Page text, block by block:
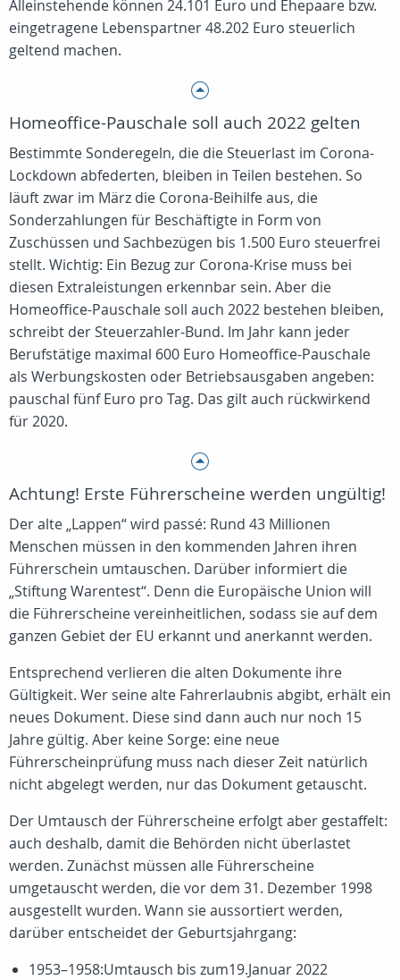
Alleinstehende können 24.101 Euro und Ehepaare bzw.
eingetragene Lebenspartner 48.202 Euro steuerlich
geltend machen.
Homeoffice-Pauschale soll auch 2022 gelten
Bestimmte Sonderegeln, die die Steuerlast im Corona-
Lockdown abfederten, bleiben in Teilen bestehen. So
läuft zwar im März die Corona-Beihilfe aus, die
Sonderzahlungen für Beschäftigte in Form von
Zuschüssen und Sachbezügen bis 1.500 Euro steuerfrei
stellt. Wichtig: Ein Bezug zur Corona-Krise muss bei
diesen Extraleistungen erkennbar sein. Aber die
Homeoffice-Pauschale soll auch 2022 bestehen bleiben,
schreibt der Steuerzahler-Bund. Im Jahr kann jeder
Berufstätige maximal 600 Euro Homeoffice-Pauschale
als Werbungskosten oder Betriebsausgaben angeben:
pauschal fünf Euro pro Tag. Das gilt auch rückwirkend
für 2020.
Achtung! Erste Führerscheine werden ungültig!
Der alte „Lappen“ wird passé: Rund 43 Millionen
Menschen müssen in den kommenden Jahren ihren
Führerschein umtauschen. Darüber informiert die
„Stiftung Warentest“. Denn die Europäische Union will
die Führerscheine vereinheitlichen, sodass sie auf dem
ganzen Gebiet der EU erkannt und anerkannt werden.
Entsprechend verlieren die alten Dokumente ihre
Gültigkeit. Wer seine alte Fahrerlaubnis abgibt, erhält ein
neues Dokument. Diese sind dann auch nur noch 15
Jahre gültig. Aber keine Sorge: eine neue
Führerscheinprüfung muss nach dieser Zeit natürlich
nicht abgelegt werden, nur das Dokument getauscht.
Der Umtausch der Führerscheine erfolgt aber gestaffelt:
auch deshalb, damit die Behörden nicht überlastet
werden. Zunächst müssen alle Führerscheine
umgetauscht werden, die vor dem 31. Dezember 1998
ausgestellt wurden. Wann sie aussortiert werden,
darüber entscheidet der Geburtsjahrgang:
1953–1958:Umtausch bis zum19.Januar 2022